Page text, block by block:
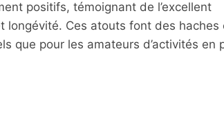
positifs, témoignant de l’excellent
longévité. Ces atouts font des haches
que pour les amateurs d’activités en